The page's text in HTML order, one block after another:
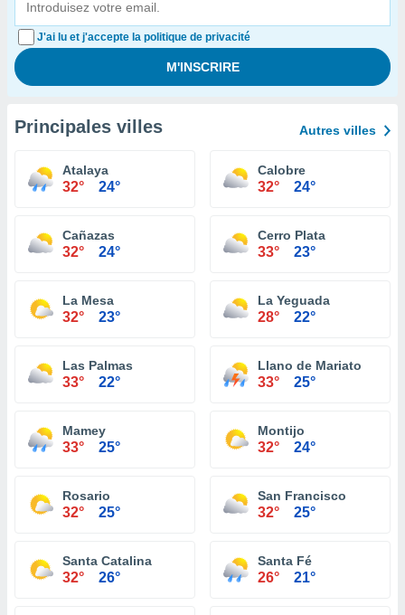
J'ai lu et j'accepte la politique de privacité
Principales villes Autres villes
Atalaya
32° 24°
Calobre
32° 24°
Cañazas
32° 24°
Cerro Plata
33° 23°
La Mesa
32° 23°
La Yeguada
28° 22°
Las Palmas
33° 22°
Llano de Mariato
33° 25°
Mamey
33° 25°
Montijo
32° 24°
Rosario
32° 25°
San Francisco
32° 25°
Santa Catalina
32° 26°
Santa Fé
26° 21°